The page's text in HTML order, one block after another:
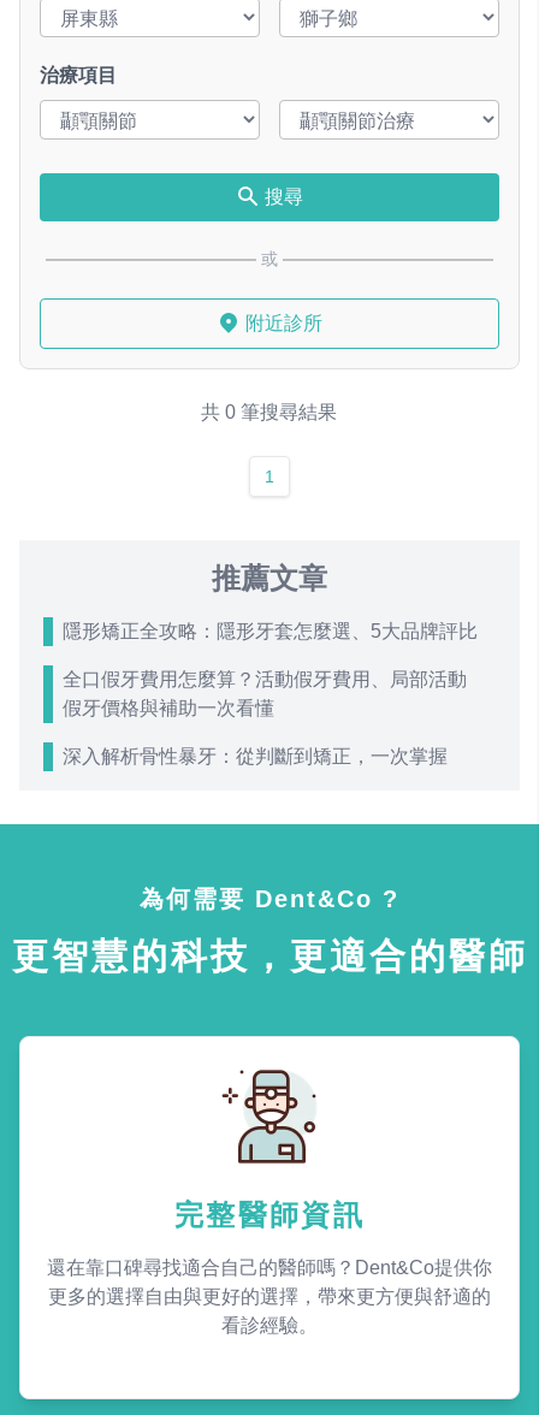
治療項目
搜尋
或
附近診所
共 0 筆搜尋結果
1
推薦文章
隱形矯正全攻略：隱形牙套怎麼選、5大品牌評比
全口假牙費用怎麼算？活動假牙費用、局部活動
假牙價格與補助一次看懂
深入解析骨性暴牙：從判斷到矯正，一次掌握
為何需要 Dent&Co ?
更智慧的科技，更適合的醫師
完整醫師資訊
還在靠口碑尋找適合自己的醫師嗎？Dent&Co提供你
更多的選擇自由與更好的選擇，帶來更方便與舒適的
看診經驗。